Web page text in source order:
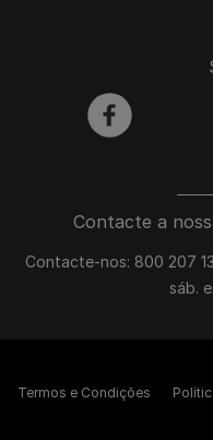
Contacte a
Contacte-nos: 800 207
sáb.
facebook
Termos e Condições